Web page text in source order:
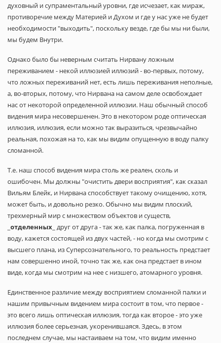
духовный и супраментальный уровни, где исчезает, как мираж,
противоречие между Материей и Духом и где у нас уже не будет
необходимости "выходить", поскольку везде, где бы мы ни были,
мы будем Внутри.
Однако было бы неверным считать Нирвану ложным
переживанием - некой иллюзией иллюзий - во-первых, потому,
что ложных переживаний нет, есть лишь переживания неполные,
а, во-вторых, потому, что Нирвана на самом деле освобождает
нас от некоторой определенной иллюзии. Наш обычный способ
видения мира несовершенен. Это в некотором роде оптическая
иллюзия, иллюзия, если можно так выразиться, чрезвычайно
реальная, похожая на то, как мы видим опущенную в воду палку
сломанной.
Т.е. наш способ видения мира столь же реален, сколь и
ошибочен. Мы должны "очистить двери восприятия", как сказал
Вильям Блейк, и Нирвана способствует такому очищению, хотя,
может быть, и довольно резко. Обычно мы видим плоский,
трехмерный мир с множеством объектов и существ,
отделенных _ друг от друга - так же, как палка, погруженная в
воду, кажется состоящей из двух частей, - но когда мы смотрим с
высшего плана, из Суперсознательного, то реальность предстает
нам совершенно иной, точно так же, как она предстает в ином
виде, когда мы смотрим на нее с низшего, атомарного уровня.
Единственное различие между восприятием сломанной палки и
нашим привычным видением мира состоит в том, что первое -
это всего лишь оптическая иллюзия, тогда как второе - это уже
иллюзия более серьезная, укоренившаяся. Здесь, в этом
последнем случае, мы настаиваем на том, что видим именно